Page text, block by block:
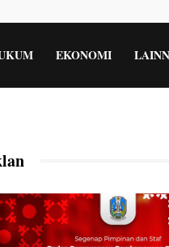
EKONOMI